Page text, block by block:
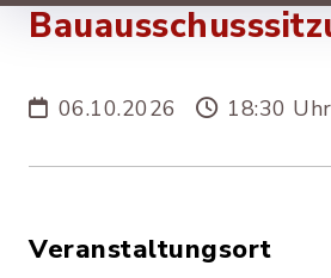
06.10.2026 18:30 Uhr
Veranstaltungsort